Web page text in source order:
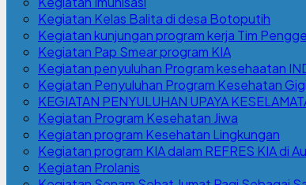
Kegiatan Kelas Balita di desa Botoputih
Kegiatan kunjungan program kerja Tim
Kegiatan Pap Smear program KIA
Kegiatan penyuluhan Program kesehaatan
Kegiatan Penyuluhan Program Kesehatan
KEGIATAN PENYULUHAN UPAYA
Kegiatan Program Kesehatan Jiwa
Kegiatan program Kesehatan Lingkungan
Kegiatan program KIA dalam REFRES KIA di
Kegiatan Prolanis